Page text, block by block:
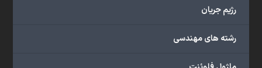
رژیم جریان
رشته های مهندسی
دانشگاهی،
صنعتی